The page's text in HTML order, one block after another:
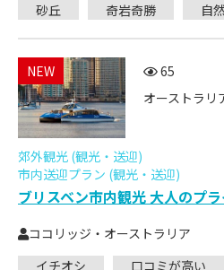
砂丘
奇岩奇勝 自
NEW
65
オーストラリ
郊外観光 (観光・送迎)
市内送迎プラン (観光・送迎)
ブリスベン市内観光 大人のプ
ココリッジ・オーストラリア
イチオシ
口コミが高い